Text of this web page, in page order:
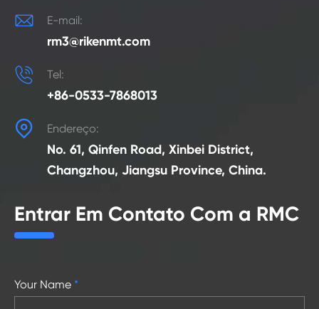
 E-mail:
rm3@rikenmt.com
 Tel:
+86-0533-7868013
 Endereço:
No. 61, Qinfen Road, Xinbei District,
Changzhou, Jiangsu Province, China.
Entrar Em Contato Com a RMC
Your Name *